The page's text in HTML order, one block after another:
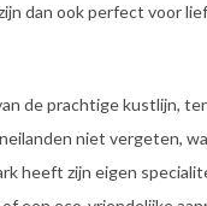
dan ook perfect voor
de prachtige kustlijn,
niet vergeten,
heeft zijn eigen